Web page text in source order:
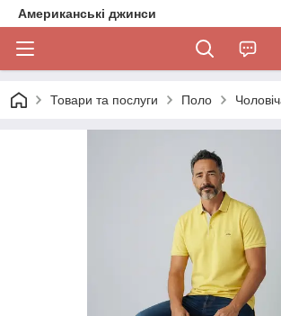
Американські джинси
Товари та послуги Поло